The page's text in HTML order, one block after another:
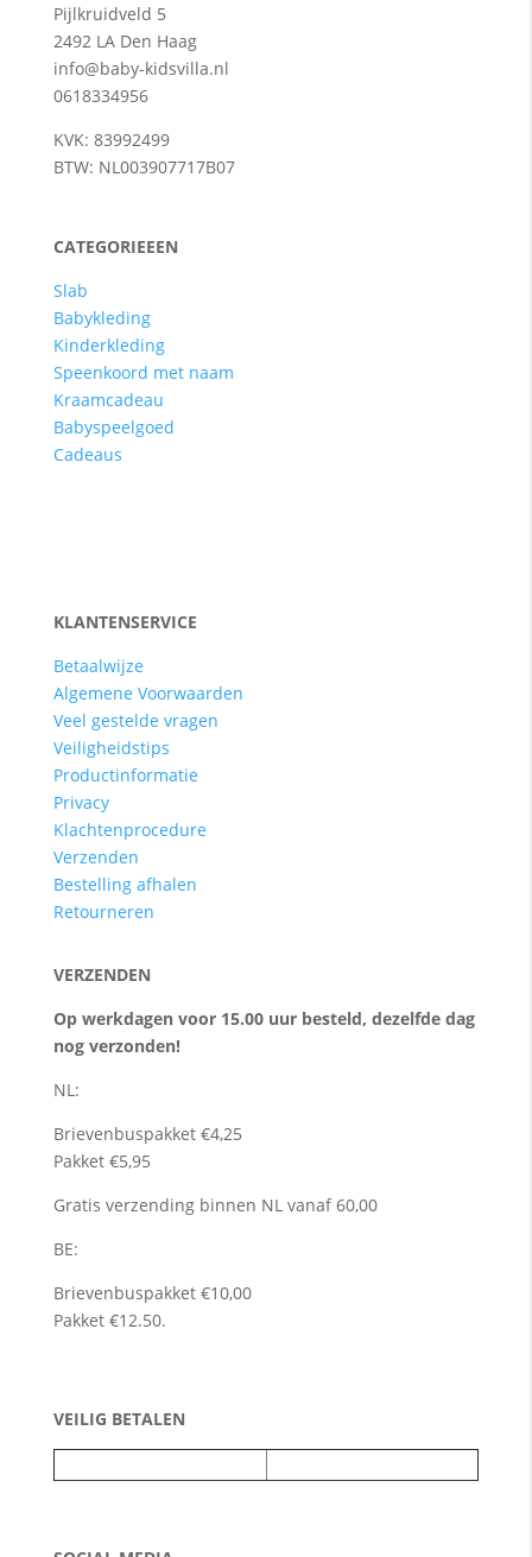
Pijlkruidveld 5
2492 LA Den Haag
info@baby-kidsvilla.nl
0618334956
KVK: 83992499
BTW: NL003907717B07
CATEGORIEEEN
Slab
Babykleding
Kinderkleding
Speenkoord met naam
Kraamcadeau
Babyspeelgoed
Cadeaus
KLANTENSERVICE
Betaalwijze
Algemene Voorwaarden
Veel gestelde vragen
Veiligheidstips
Productinformatie
Privacy
Klachtenprocedure
Verzenden
Bestelling afhalen
Retourneren
VERZENDEN
Op werkdagen voor 15.00 uur besteld, dezelfde dag
nog verzonden!
NL:
Brievenbuspakket €4,25
Pakket €5,95
Gratis verzending binnen NL vanaf 60,00
BE:
Brievenbuspakket €10,00
Pakket €12.50.
VEILIG BETALEN